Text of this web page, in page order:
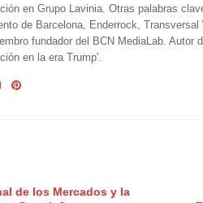
en Grupo Lavinia. Otras palabras
de Barcelona, Enderrock,
fundador del BCN MediaLab.
en la era Trump'.
de los Mercados y la